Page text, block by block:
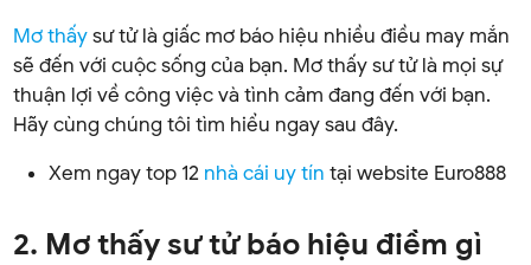
Mơ thấysư tử là giấc mơ báo hiệu nhiều điều may mắn
sẽ đến với cuộc sống của bạn. Mơ thấy sư tử là mọi sự
thuận lợi về công việc và tình cảm đang đến với bạn.
Hãy cùng chúng tôi tìm hiểu ngay sau đây.
Xem ngay top 12 nhà cái uy tín tại website Euro888
2. Mơ thấy sư tử báo hiệu điềm gì